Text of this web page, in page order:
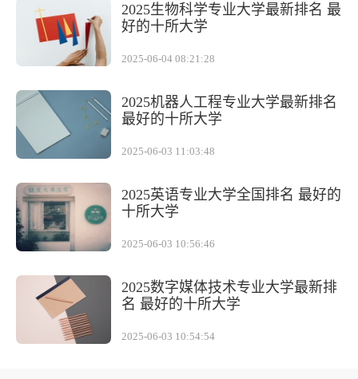
2025生物科学专业大学最新排名 最
好的十所大学
2025-06-04 08:21:28
2025机器人工程专业大学最新排名
最好的十所大学
2025-06-03 11:03:48
2025英语专业大学全国排名 最好的
十所大学
2025-06-03 10:56:46
2025数字媒体技术专业大学最新排
名 最好的十所大学
2025-06-03 10:54:54